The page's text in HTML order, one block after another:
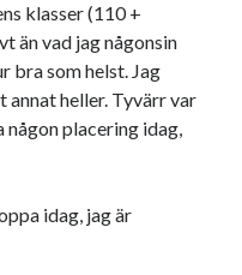
klasser (110 +
än vad jag någonsin
bra som helst. Jag
heller. Tyvärr var
placering idag,
idag, jag är